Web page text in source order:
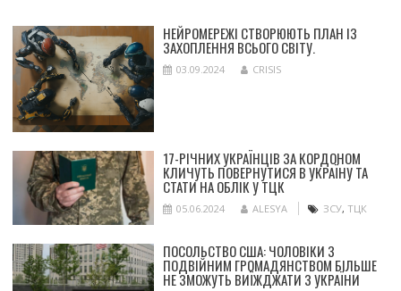
НЕЙРОМЕРЕЖІ СТВОРЮЮТЬ ПЛАН ІЗ
ЗАХОПЛЕННЯ ВСЬОГО СВІТУ.
03.09.2024 CRISIS
17-РІЧНИХ УКРАЇНЦІВ ЗА КОРДОНОМ
КЛИЧУТЬ ПОВЕРНУТИСЯ В УКРАЇНУ ТА
СТАТИ НА ОБЛІК У ТЦК
05.06.2024 ALESYA ЗСУ, ТЦК
ПОСОЛЬСТВО США: ЧОЛОВІКИ З
ПОДВІЙНИМ ГРОМАДЯНСТВОМ БІЛЬШЕ
НЕ ЗМОЖУТЬ ВИЇЖДЖАТИ З УКРАЇНИ